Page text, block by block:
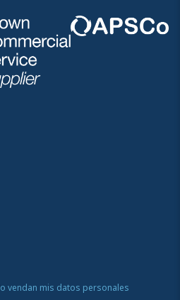
vendan mis datos personales